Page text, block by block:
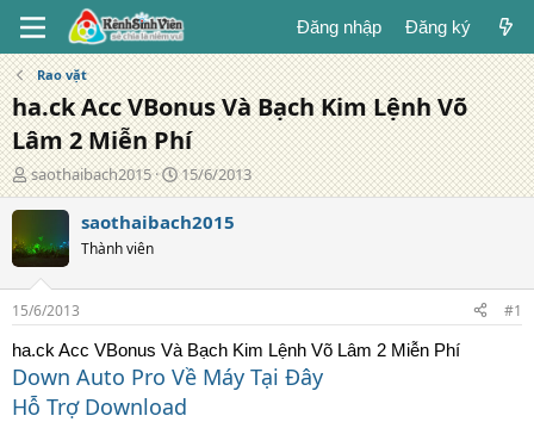
Đăng nhập Đăng ký
Rao vặt
ha.ck Acc VBonus Và Bạch Kim Lệnh Võ
Lâm 2 Miễn Phí
T
á
c
g
i
ả
saothaibach2015
N
g
à
g
15/6/2013
saothaibach2015
Thành viên
15/6/2013
#1
ha.ck Acc VBonus Và Bạch Kim Lệnh Võ Lâm 2 Miễn Phí
Down Auto Pro Về Máy Tại Đây
Hỗ Trợ Download